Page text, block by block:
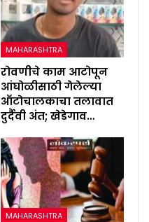
MAHARASHTRA
रोवणीचे काम आटोपून
आंघोळीसाठी गेलेल्या
ऑटोचालकाचा तलावात
दुर्दैवी अंत; खेडेगाव…
MAHARASHTRA